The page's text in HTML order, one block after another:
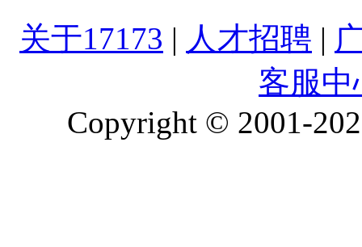
关于17173 | 人才招聘 |
客服中
Copyright © 2001-